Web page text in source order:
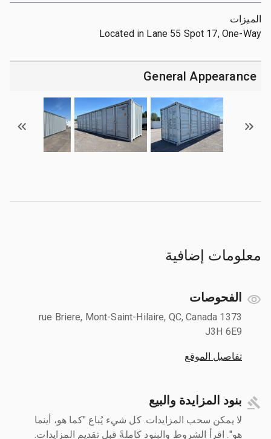
الميزات
Located in Lane 55 Spot 17, One-Way
General Appearance
معلومات إضافية
الفحوصات
1373 rue Briere, Mont-Saint-Hilaire, QC, Canada
J3H 6E9
تفاصيل الموقع
بنود المزايدة والبيع
لا يمكن سحب المزايدات. كل شيء يُباع "كما هو، أينما
هو". اقرأ الشروط والبنود كاملةً قبل تقديم المزايدات.